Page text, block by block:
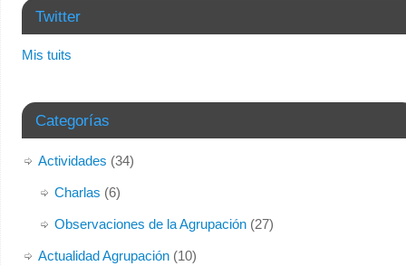
Twitter
Mis tuits
Categorías
Actividades (34)
Charlas (6)
Observaciones de la Agrupación(27)
Actualidad Agrupación(10)